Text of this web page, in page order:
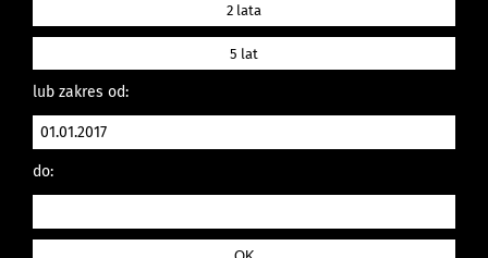
2 lata
5 lat
lub zakres od:
do: